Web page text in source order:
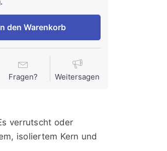
den Warenkorb
Fragen? Weitersagen
verrutscht oder
isoliertem Kern und